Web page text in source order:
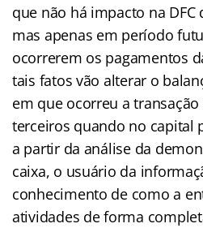
que não há impacto na DFC
mas apenas em período
ocorrerem os pagamentos
tais fatos vão alterar o
em que ocorreu a
terceiros quando no capital
a partir da análise da
caixa, o usuário da
conhecimento de como a
atividades de forma